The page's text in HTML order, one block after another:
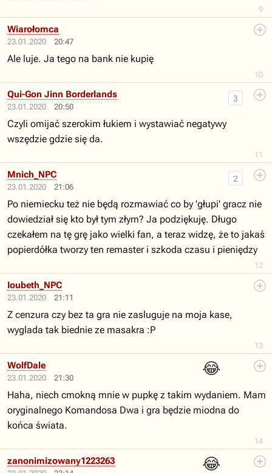
9
23.01.2020 20:47
10
Wiarołomca
Ale luje. Ja tego na bank nie kupię
23.01.2020 20:50
11
3
Qui-Gon Jinn Borderlands
Czyli omijać szerokim łukiem i wystawiać negatywy
wszędzie gdzie się da.
23.01.2020 21:06
12
2
Mnich_NPC
Po niemiecku też nie będą rozmawiać co by 'głupi' gracz nie
dowiedział się kto był tym złym? Ja podziękuję. Długo
czekałem na tę grę jako wielki fan, a teraz widzę, że to jakaś
popierdółka tworzy ten remaster i szkoda czasu i pieniędzy
23.01.2020 21:11
13
Ioubeth_NPC
Z cenzura czy bez ta gra nie zasluguje na moja kase,
wyglada tak biednie ze masakra :P
23.01.2020 21:30
😂
14
WolfDale
Haha, niech cmokną mnie w pupkę z takim wydaniem. Mam
oryginalnego Komandosa Dwa i gra będzie miodna do
końca świata.
😂
zanonimizowany1223263